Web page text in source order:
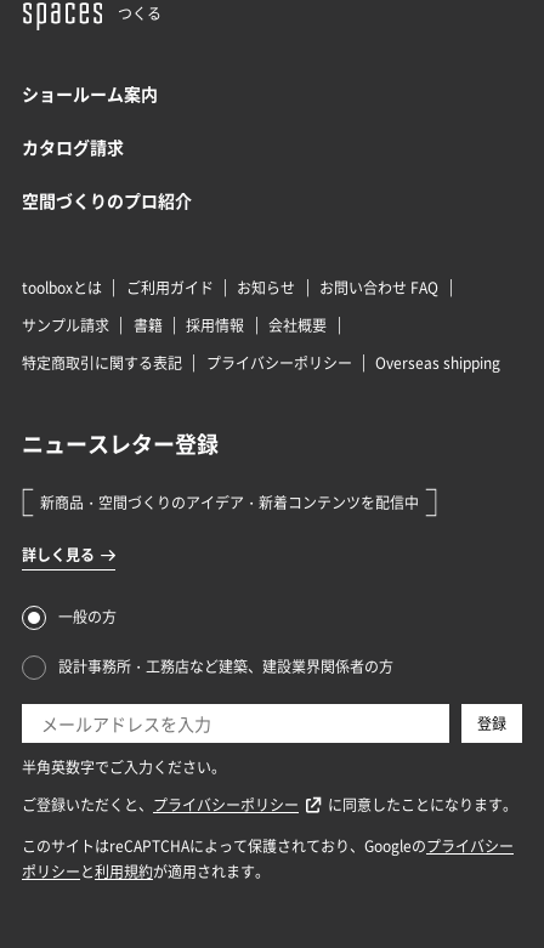
つくる
ショールーム案内
カタログ請求
空間づくりのプロ紹介
toolboxとは ご利用ガイド お知らせ
お問い合わせ FAQ
サンプル請求
書籍 採用情報
会社概要
特定商取引に関する表記
プライバシーポリシー Overseas shipping